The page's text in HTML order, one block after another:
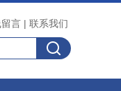
言 | 联系我们